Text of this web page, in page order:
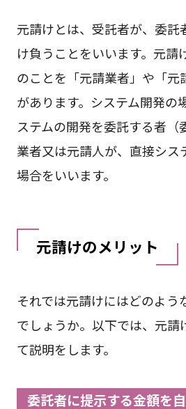
元請けとは、受託者が、委託
け負うことをいいます。元請
のことを「元請業者」や「元
があります。システム開発の
ステムの開発を委託する者（
業者又は元請人が、直接シス
場合をいいます。
元請けのメリット
それでは元請けにはどのよう
でしょうか。以下では、元請
て説明をします。
委託者に提示する金額を